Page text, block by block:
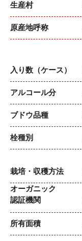
生産村
原産地呼称
入り数（ケース）
アルコール分
ブドウ品種
栓種別
栽培・収穫方法
オーガニック
認証機関
所有面積